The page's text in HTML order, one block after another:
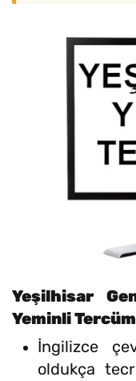
Yeşilhisar
Yeminli
İngilizce
oldukça